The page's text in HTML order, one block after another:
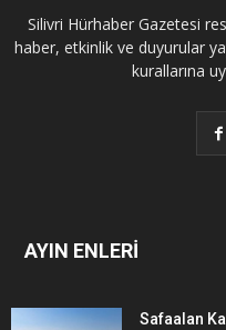
Silivri Hürhaber Gazetesi
haber, etkinlik ve duyurular
kurallarına
AYIN ENLERİ
Safaalan